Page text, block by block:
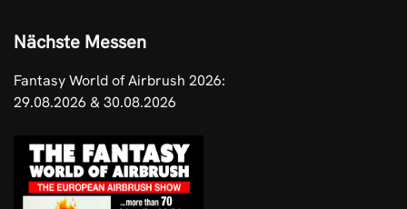
Nächste Messen
Fantasy World of Airbrush 2026:
29.08.2026 & 30.08.2026